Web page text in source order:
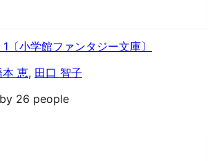
〔小学館ファンタジー文庫〕
本 恵, 田口 智子
26 people